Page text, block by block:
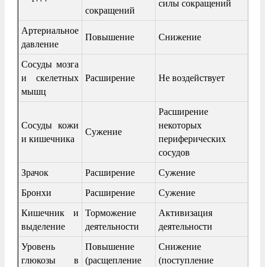
сокращений
силы сокращений
Артериальное
давление
Повышение Снижение
Сосуды мозга
и скелетных
мышц
Расширение Не воздействует
Сосуды кожи
и кишечника
Сужение
Расширение
некоторых
периферических
сосудов
Зрачок
Расширение
Сужение
Бронхи
Расширение
Сужение
Кишечник и
выделение
Торможение
деятельности
Активизация
деятельности
Уровень
глюкозы в
Повышение
(расщепление
Снижение
(поступление